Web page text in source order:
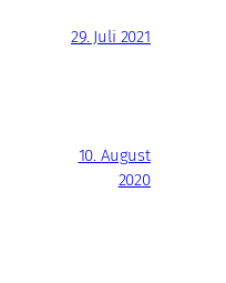
29. Juli 2021
10. August
2020